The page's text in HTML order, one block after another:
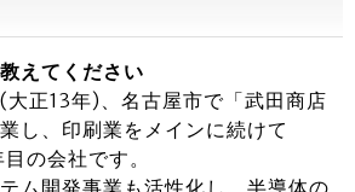
えてください
正13年)、名古屋市で「武田商店
し、印刷業をメインに続けて
の会社です。
ム開発事業も活性化し、半導体の